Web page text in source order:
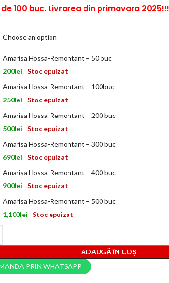
100 buc. Livrarea din primavara 2025!!!
Choose an option
Amarisa Hossa-Remontant – 50 buc
200lei
Stoc epuizat
Amarisa Hossa-Remontant – 100buc
250lei
Stoc epuizat
Amarisa Hossa-Remontant – 200 buc
500lei
Stoc epuizat
Amarisa Hossa-Remontant – 300 buc
690lei
Stoc epuizat
Amarisa Hossa-Remontant – 400 buc
900lei
Stoc epuizat
Amarisa Hossa-Remontant – 500 buc
1,100lei Stoc epuizat
ADAUGĂ ÎN COȘ
PRIN WHATSAPP